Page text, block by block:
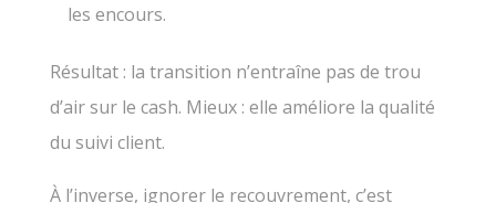
les encours.
Résultat : la transition n’entraîne pas de trou
d’air sur le cash. Mieux : elle améliore la qualité
du suivi client.
À l’inverse, ignorer le recouvrement, c’est